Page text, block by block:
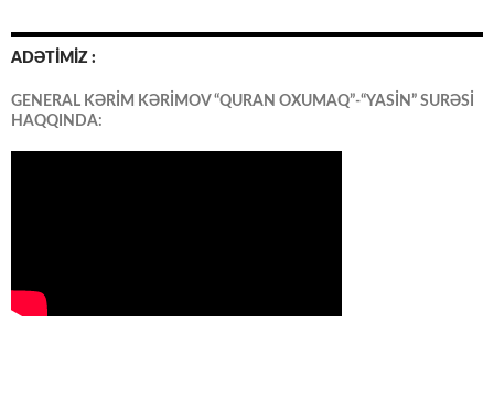
ADƏTİMİZ :
GENERAL KƏRİM KƏRİMOV “QURAN OXUMAQ”-“YASİN” SURƏSİ
HAQQINDA: